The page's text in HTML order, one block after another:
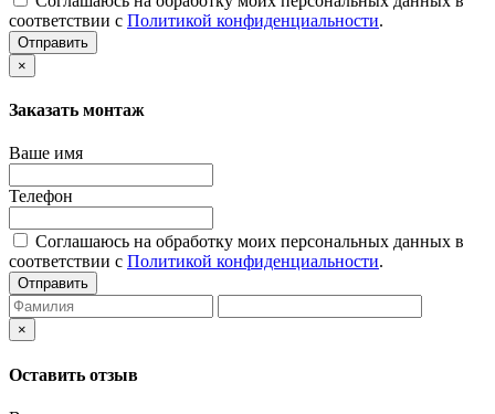
соответствии с Политикой конфиденциальности.
Отправить
×
Заказать монтаж
Ваше имя
Телефон
Соглашаюсь на обработку моих персональных данных в
соответствии с Политикой конфиденциальности.
Отправить
×
Оставить отзыв